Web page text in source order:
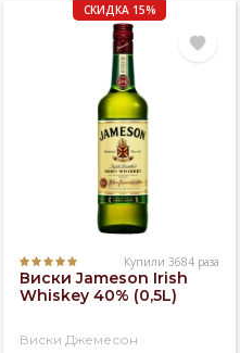
СКИДКА 15%
Купили 3684 раза
Виски Jameson Irish
Whiskey 40% (0,5L)
Виски Джемесон